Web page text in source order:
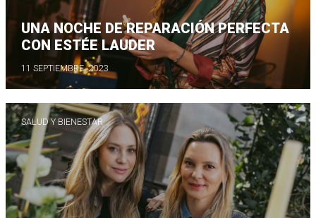
UNA NOCHE DE REPARACIÓN PERFECTA
CON ESTÉE LAUDER
11 SEPTIEMBRE, 2023
SALUD Y BIENESTAR